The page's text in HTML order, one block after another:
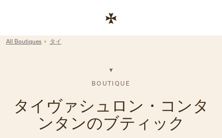
コーポレートサイトへのリンク
Return to Nav
All Boutiques タイ
BOUTIQUE
タイヴァシュロン・コンタ
ンタンのブティック